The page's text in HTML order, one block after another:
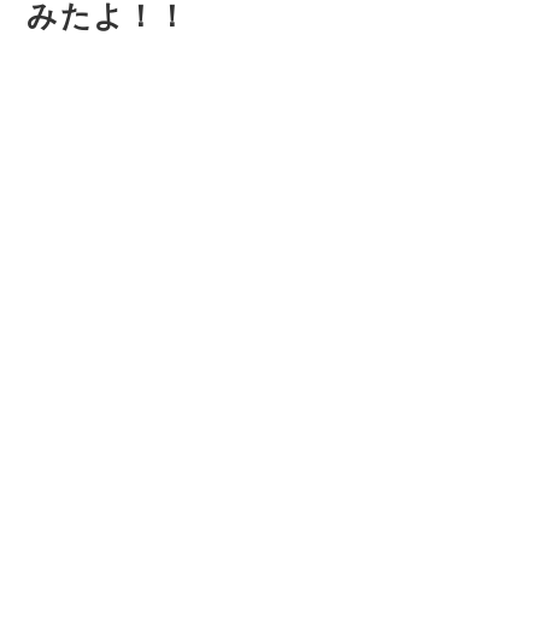
みたよ！！